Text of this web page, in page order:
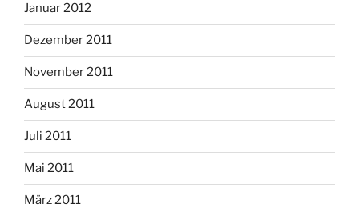
Januar 2012
Dezember 2011
November 2011
August 2011
Juli 2011
Mai 2011
März 2011